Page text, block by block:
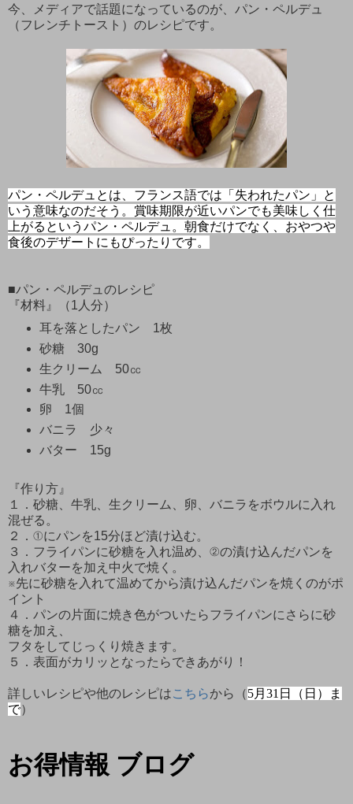
今、メディアで話題になっているのが、パン・ペルデュ
（フレンチトースト）のレシピです。
パン・ペルデュとは、フランス語では「失われたパン」と
いう意味なのだそう。賞味期限が近いパンでも美味しく仕
上がるというパン・ペルデュ。朝食だけでなく、おやつや
食後のデザートにもぴったりです。
■パン・ペルデュのレシピ
『材料』（1人分）
耳を落としたパン 1枚
砂糖 30g
生クリーム 50㏄
牛乳 50㏄
卵 1個
バニラ 少々
バター 15g
『作り方』
１．砂糖、牛乳、生クリーム、卵、バニラをボウルに入れ
混ぜる。
２．①にパンを15分ほど漬け込む。
３．フライパンに砂糖を入れ温め、②の漬け込んだパンを
入れバターを加え中火で焼く。
※先に砂糖を入れて温めてから漬け込んだパンを焼くのがポ
イント
４．パンの片面に焼き色がついたらフライパンにさらに砂
糖を加え、
フタをしてじっくり焼きます。
５．表面がカリッとなったらできあがり！
詳しいレシピや他のレシピはこちらから（5月31日（日）ま
で）
お得情報 ブログ